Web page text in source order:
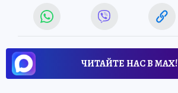
ЧИТАЙТЕ НАС В МАХ!